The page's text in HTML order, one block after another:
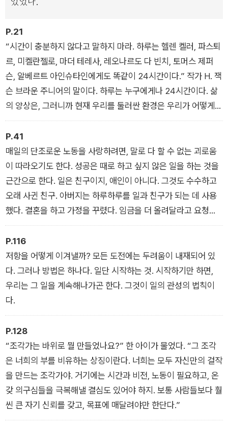
픽션과 논픽션이 절반씩 차지하는 독특한 구성이다. 각 장마다
‘지혜로운 현자’인 부자 정원사가 주인공으로 등장해 ‘부를 가꾸
는 과정’을 한 편의 소설처럼 들려준 후 저자가 자신의 실제 인생
경험에서 얻은 부의 원칙들을 명료하게 정리해놓았다.
20대 아들에게 들려주기 위해 3년간 써 내려간 기록으로, 잔소리
자의 세심한 배려가 돋보인다. 덕분에 20~30대 사회 초년생은
물론 삶의 기준을 세우려는 모든 사람이 공감할 수 있는 ‘이야기
부자학 책’이 탄생했다.
부 자체보다 내적 수양, 자기 신뢰, 위기 돌파력, 습관의 힘 등 부
의 언어를 물려주기 위해 쓴 책으로, 한 아빠가 아들에게 온 마음
을 다해 알려주고 싶었던 지혜로 가득하다. 현재 삶에서 단단한
싶은 사람들이라면 ‘부자의 언어’를 들어보시길.
있었다.
P.21
“시간이 충분하지 않다고 말하지 마라. 하루는 헬렌 켈러, 파스퇴
르, 미켈란젤로, 마더 테레사, 레오나르도 다 빈치, 토머스 제퍼
슨, 알베르트 아인슈타인에게도 똑같이 24시간이다.” 작가 H. 잭
슨 브라운 주니어의 말이다. 하루는 누구에게나 24시간이다. 삶
의 양상은, 그러니까 현재 우리를 둘러싼 환경은 우리가 어떻게
시간을 보냈는지에 대한 일종의 장부라 할 수 있다.
P.41
매일의 단조로운 노동을 사랑하려면, 말로 다 할 수 없는 괴로움
이 따라오기도 한다. 성공은 때로 하고 싶지 않은 일을 하는 것을
근간으로 한다. 일은 친구이지, 애인이 아니다. 그것도 수수하고
오래 사귄 친구. 아버지는 하루하루를 일과 친구가 되는 데 사용
했다. 결혼을 하고 가정을 꾸렸다. 임금을 더 올려달라고 요청하
여 시간당 5센트를 더 받은 이야기를 내게 들려주시곤 했다. 모욕
을 참고 아버지는 그 일을 계속 하셨다.
P.116
저항을 어떻게 이겨낼까? 모든 도전에는 두려움이 내재되어 있
다. 그러나 방법은 하나다. 일단 시작하는 것. 시작하기만 하면,
우리는 그 일을 계속해나가곤 한다. 그것이 일의 관성의 법칙이
다.
P.128
“조각가는 바위로 뭘 만들었나요?” 한 아이가 물었다. “그 조각
은 너희의 부를 비유하는 상징이란다. 너희는 모두 자신만의 걸작
을 만드는 조각가야. 거기에는 시간과 비전, 노동이 필요하고, 온
갖 의구심들을 극복해낼 결심도 있어야 하지. 보통 사람들보다 훨
씬 큰 자기 신뢰를 갖고, 목표에 매달려야만 한단다.”